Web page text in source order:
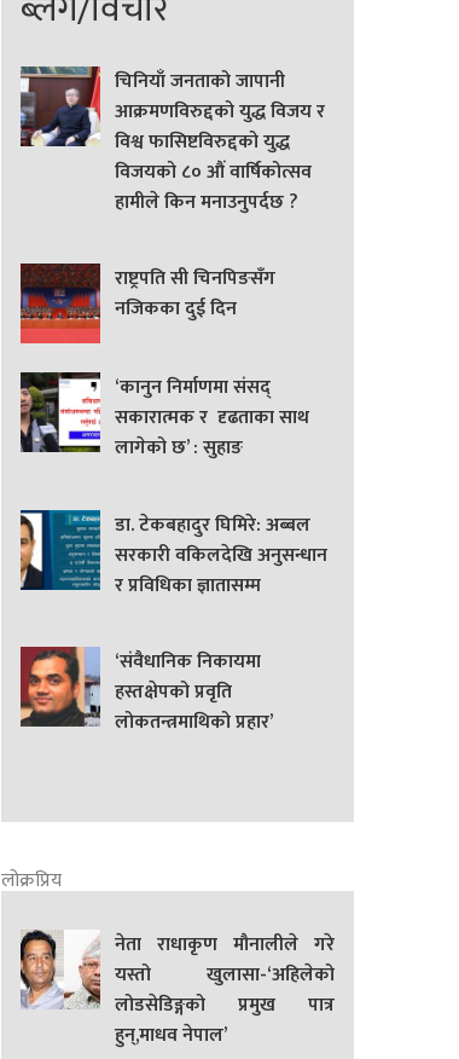
चिनियाँ जनताको जापानी
आक्रमणविरुद्दको युद्ध विजय र
विश्व फासिष्टविरुद्दको युद्ध
विजयको ८० औं वार्षिकोत्सव
हामीले किन मनाउनुपर्दछ ?
राष्ट्रपति सी चिनपिङसँग
नजिकका दुई दिन
‘कानुन निर्माणमा संसद्
सकारात्मक र दृढताका साथ
लागेको छ’ : सुहाङ
डा. टेकबहादुर घिमिरे: अब्बल
सरकारी वकिलदेखि अनुसन्धान
र प्रविधिका ज्ञातासम्म
‘संवैधानिक निकायमा
हस्तक्षेपको प्रवृति
लोकतन्त्रमाथिको प्रहार’
लोक्रप्रिय
नेता राधाकृण मौनालीले गरे
यस्तो खुलासा-‘अहिलेको
लोडसेडिङ्गको प्रमुख पात्र
हुन्,माधव नेपाल’